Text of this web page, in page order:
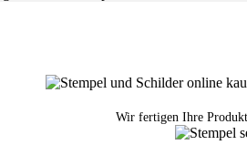
Wir fertigen Ihre